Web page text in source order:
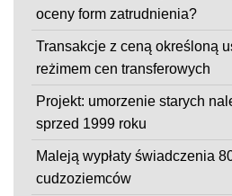
oceny form zatrudnienia?
Transakcje z ceną określoną
reżimem cen transferowych
Projekt: umorzenie starych
sprzed 1999 roku
Maleją wypłaty świadczenia
cudzoziemców